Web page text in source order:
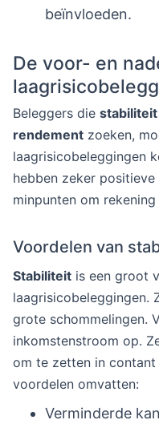
beïnvloeden.
De voor- en
Beleggers die stabiliteit
rendement zoeken,
laagrisicobeleggingen
hebben zeker
minpunten om
Voordelen van
Stabiliteit is een groot
laagrisicobeleggingen.
grote schommelingen.
inkomstenstroom op.
om te zetten in
voordelen omvatten:
Verminderde